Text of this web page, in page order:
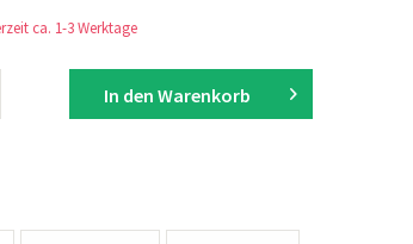
ca. 1-3 Werktage
In den Warenkorb